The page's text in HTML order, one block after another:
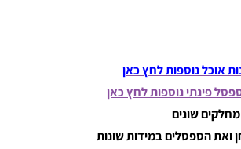
אוכל נוספות לחץ כאן
פינתי נוספות לחץ כאן
שונים
ואת הספסלים במידות שונות